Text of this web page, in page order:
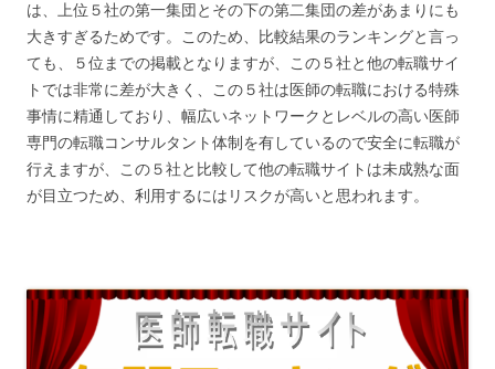
は、上位５社の第一集団とその下の第二集団の差があまりにも
大きすぎるためです。このため、比較結果のランキングと言っ
ても、５位までの掲載となりますが、この５社と他の転職サイ
トでは非常に差が大きく、この５社は医師の転職における特殊
事情に精通しており、幅広いネットワークとレベルの高い医師
専門の転職コンサルタント体制を有しているので安全に転職が
行えますが、この５社と比較して他の転職サイトは未成熟な面
が目立つため、利用するにはリスクが高いと思われます。